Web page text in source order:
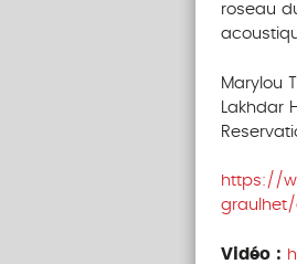
roseau
Marylou
Lakhdar
https://
Vidéo :